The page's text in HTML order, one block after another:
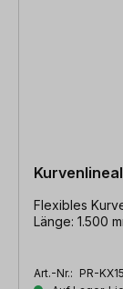
Flexibles
Länge: 1.500
Art.-Nr.: PR-